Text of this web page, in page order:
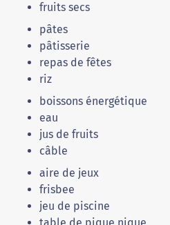
fruits secs
pâtes
pâtisserie
repas de fêtes
riz
boissons énergétique
eau
jus de fruits
câble
aire de jeux
frisbee
jeu de piscine